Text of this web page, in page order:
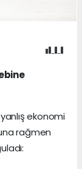
ekonomi
rağmen